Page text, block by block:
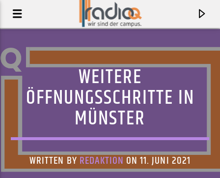
WEITERE
ÖFFNUNGSSCHRITTE IN
MÜNSTER
WRITTEN BY REDAKTION ON 11. JUNI 2021